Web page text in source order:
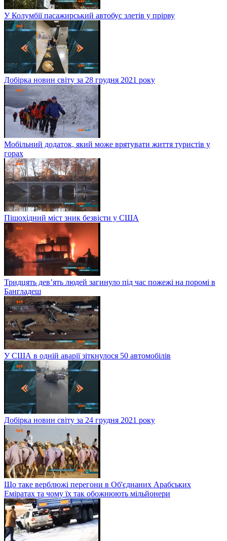
У Колумбії пасажирський автобус злетів у прірву
Добірка новин світу за 28 грудня 2021 року
Мобільний додаток, який може врятувати життя туристів у
горах
Пішохідний міст зник безвісти у США
Тридцять дев’ять людей загинуло під час пожежі на поромі в
Бангладеш
У США в одній аварії зіткнулося 50 автомобілів
Добірка новин світу за 24 грудня 2021 року
Що таке верблюжі перегони в Об'єднаних Арабських
Еміратах та чому їх так обожнюють мільйонери